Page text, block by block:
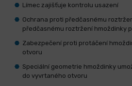
Límec zajišťuje kontrolu usazení
Ochrana proti předčasnému
předčasnému roztržení hmoždinky
Zabezpečení proti protáčení
otvoru
Speciální geometrie hmoždinky
do vyvrtaného otvoru